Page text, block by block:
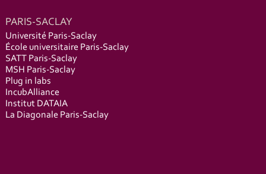
PARIS-SACLAY
Université Paris-Saclay
École universitaire Paris-Saclay
SATT Paris-Saclay
MSH Paris-Saclay
Plug in labs
IncubAlliance
Institut DATAIA
La Diagonale Paris-Saclay